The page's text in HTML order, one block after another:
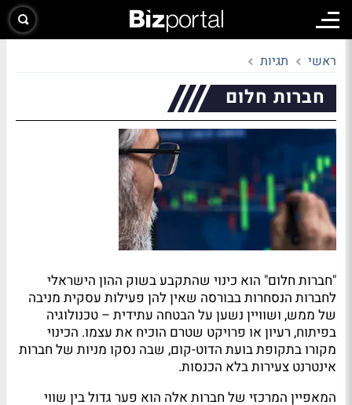
ראשי תגיות
חברות חלום
"חברות חלום" הוא כינוי שהתקבע בשוק ההון הישראלי
לחברות הנסחרות בבורסה שאין להן פעילות עסקית מניבה
של ממש, ושוויין נשען על הבטחה עתידית – טכנולוגיה
בפיתוח, רעיון או פרויקט שטרם הוכיח את עצמו. הכינוי
מקורו בתקופת בועת הדוט-קום, שבה נסקו מניות של חברות
אינטרנט צעירות בלא הכנסות.
המאפיין המרכזי של חברות אלה הוא פער גדול בין שווי